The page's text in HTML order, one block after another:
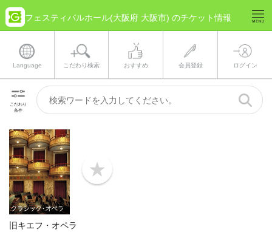
フェスティバルホール(大阪府 大阪市) のチケット情報
Language こだわり検索 おすすめ 会員登録 ログイン
こだわり
条件
b
o
旧キエフ・オペラ